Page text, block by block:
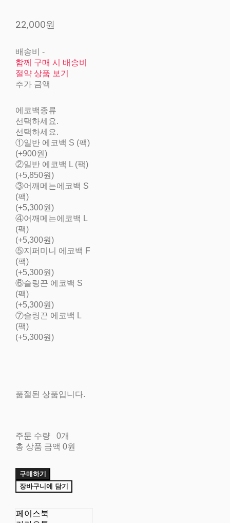
22,000원
배송비 -
함께 구매 시 배송비
절약 상품 보기
추가 금액
에코백종류
선택하세요.
선택하세요.
①일반 에코백 S (팩)
(+900원)
②일반 에코백 L (팩)
(+5,850원)
③어깨메는에코백 S
(팩)
(+5,300원)
④어깨메는에코백 L
(팩)
(+5,300원)
⑤지퍼미니 에코백 F
(팩)
(+5,300원)
⑥슬링끈 에코백 S
(팩)
(+5,300원)
⑦슬링끈 에코백 L
(팩)
(+5,300원)
품절된 상품입니다.
주문 수량
0개
총 상품 금액 0원
구매하기
장바구니에 담기
페이스북